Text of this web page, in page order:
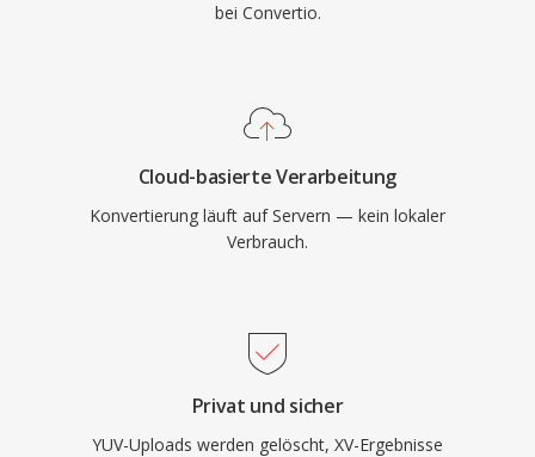
bei Convertio.
Cloud-basierte Verarbeitung
Konvertierung läuft auf Servern — kein lokaler
Verbrauch.
Privat und sicher
YUV-Uploads werden gelöscht, XV-Ergebnisse